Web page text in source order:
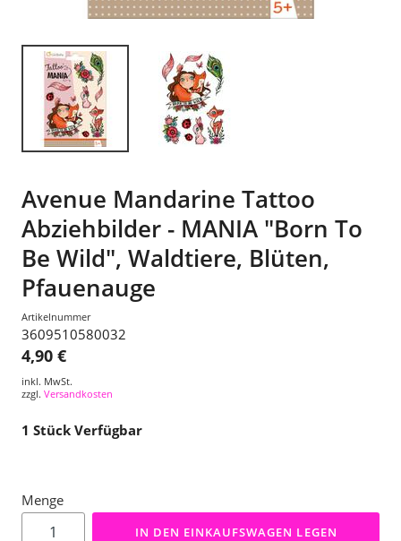
Avenue Mandarine Tattoo
Abziehbilder - MANIA "Born To
Be Wild", Waldtiere, Blüten,
Pfauenauge
Artikelnummer
3609510580032
4,90 €
inkl. MwSt.
zzgl. Versandkosten
1 Stück Verfügbar
Menge
IN DEN EINKAUFSWAGEN LEGEN